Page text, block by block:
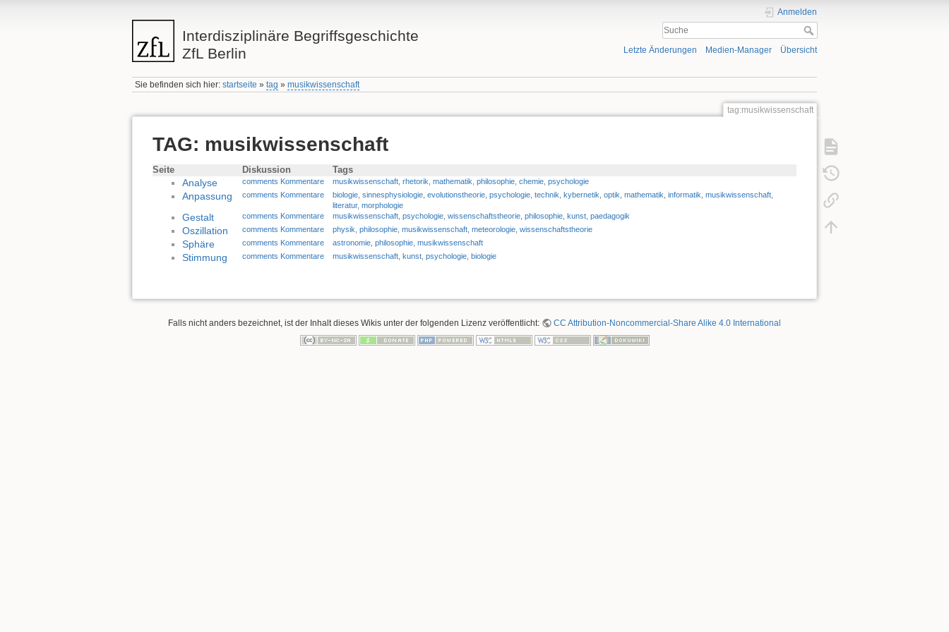
Interdisziplinäre Begriffsgeschichte
ZfL Berlin
Anmelden
Letzte Änderungen Medien-Manager Übersicht
Sie befinden sich hier:startseite »tag »musikwissenschaft
tag:musikwissenschaft
TAG: musikwissenschaft
Seite Diskussion Tags
Analyse comments Kommentare musikwissenschaft rhetorik mathematik philosophie chemie psychologie
Anpassung comments Kommentare biologie sinnesphysiologie evolutionstheorie psychologie technik kybernetik optik mathematik informatik musikwissenschaft
literatur, morphologie
Gestalt comments Kommentare musikwissenschaft psychologie wissenschaftstheorie philosophie kunst paedagogik
Oszillation comments Kommentare physik philosophie musikwissenschaft meteorologie wissenschaftstheorie
Sphäre comments Kommentare astronomie philosophie musikwissenschaft
Stimmung comments Kommentare musikwissenschaft kunst psychologie biologie
Falls nicht anders bezeichnet, ist der Inhalt dieses Wikis unter der folgenden Lizenz veröffentlicht: CC Attribution-Noncommercial-Share Alike 4.0 International